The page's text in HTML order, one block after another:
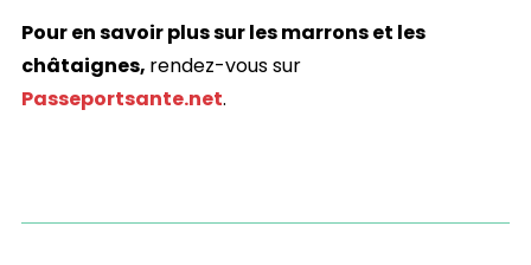
Pour en savoir plus sur les marrons et les
châtaignes, rendez-vous sur
Passeportsante.net.